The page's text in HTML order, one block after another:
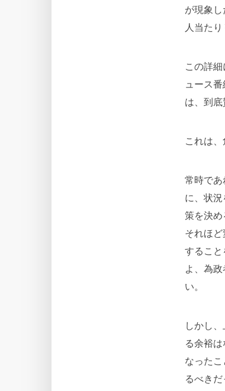
が現象
人当た
この詳
ュース
は、到底
これは、
常時で
に、状
策を決
それほ
するこ
よ、為
い。
しかし
る余裕
なった
るべき